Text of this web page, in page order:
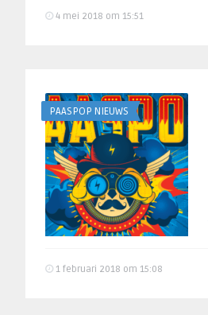
4 mei 2018 om 15:51
PAASPOP NIEUWS
1 februari 2018 om 15:08